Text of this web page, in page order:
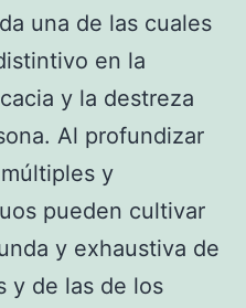
una de las cuales
en la
y la destreza
Al profundizar
y
pueden cultivar
y exhaustiva de
y de las de los